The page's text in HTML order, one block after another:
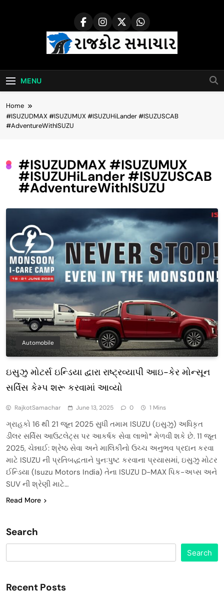
Rajkot Samachar
MENU
Home
#ISUZUDMAX #ISUZUMUX #ISUZUHiLander #ISUZUSCAB
#AdventureWithISUZU
#ISUZUDMAX #ISUZUMUX
#ISUZUHiLander #ISUZUSCAB
#AdventureWithISUZU
Automobile
ઇસુઝુ મોટર્સ ઇન્ડિયા દ્વારા રાષ્ટ્રવ્યાપી આઇ-કેર મોન્સૂન
સર્વિસ કેમ્પ શરૂ કરવામાં આવ્યો
RajkotSamachar June 13, 2025 0 1 Mins
ગ્રાહકો 16 થી 21 જૂન 2025 સુધી તમામ ISUZU (ઇસુઝુ) અધિકૃત
ડીલર સર્વિસ આઉટલેટ્સ પર આકર્ષક સેવા લાભો* મેળવી શકે છે. 11 જૂન
2025, ચેન્નાઈ: શ્રેષ્ઠ સેવા અને માલિકીનો ઉચ્ચ અનુભવ પ્રદાન કરવા
માટે ISUZU ની પ્રતિબદ્ધતાને પુનઃપુષ્ટ કરવાના પ્રયાસમાં, ઇસુઝુ મોટર
ઈન્ડિયા (Isuzu Motors India) તેના ISUZU D-MAX પિક-અપ્સ અને
SUV ની શ્રેણી માટે…
Read More
Search
Search
Recent Posts